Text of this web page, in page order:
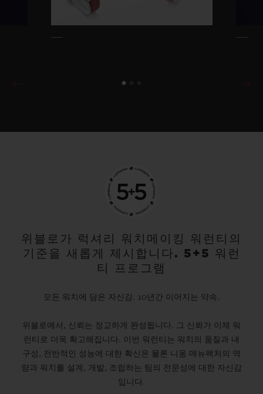
위블로가 럭셔리 워치메이킹 워런티의
기준을 새롭게 제시합니다. 5+5 워런
티 프로그램
모든 워치에 담은 자신감. 10년간 이어지는 약속.
위블로에서, 신뢰는 정교하게 완성됩니다. 그 신뢰가 이제 워
런티로 더욱 확고해집니다. 이번 워런티는 워치의 품질과 내
구성, 전반적인 성능에 대한 확신은 물론 니옹 매뉴팩처의 역
량과 워치를 설계, 개발, 조립하는 팀의 전문성에 대한 자신감
입니다.